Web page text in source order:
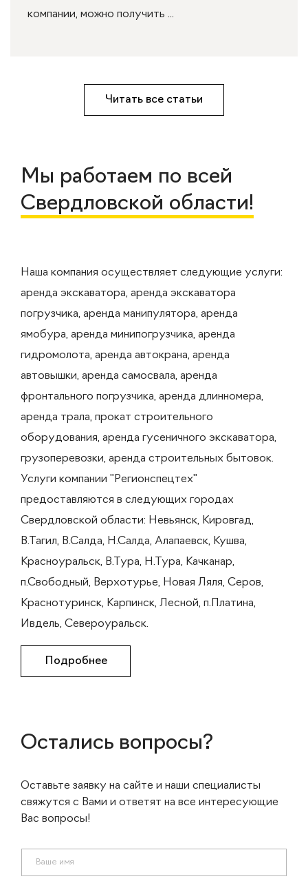
компании, можно получить ...
Читать все статьи
Мы работаем по всей
Свердловской области!
Наша компания осуществляет следующие услуги:
аренда экскаватора, аренда экскаватора
погрузчика, аренда манипулятора, аренда
ямобура, аренда минипогрузчика, аренда
гидромолота, аренда автокрана, аренда
автовышки, аренда самосвала, аренда
фронтального погрузчика, аренда длинномера,
аренда трала, прокат строительного
оборудования, аренда гусеничного экскаватора,
грузоперевозки, аренда строительных бытовок.
Услуги компании "Регионспецтех"
предоставляются в следующих городах
Свердловской области: Невьянск, Кировгад,
В.Тагил, В.Салда, Н.Салда, Алапаевск, Кушва,
Красноуральск, В.Тура, Н.Тура, Качканар,
п.Свободный, Верхотурье, Новая Ляля, Серов,
Краснотуринск, Карпинск, Лесной, п.Платина,
Ивдель, Североуральск.
Подробнее
Остались вопросы?
Оставьте заявку на сайте и наши специалисты
свяжутся с Вами и ответят на все интересующие
Вас вопросы!